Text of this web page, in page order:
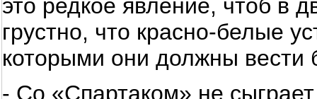
это редкое явление, чтоб в
грустно, что красно-белые
которыми они должны
- Со «Спартаком» не